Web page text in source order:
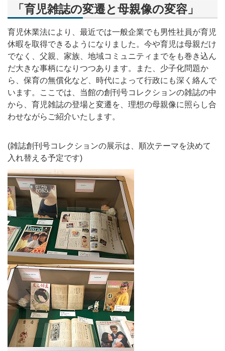
「育児雑誌の変遷と母親像の変容」
育児休業法により、最近では一般企業でも男性社員が育児
休暇を取得できるようになりました。今や育児は母親だけ
でなく、父親、家族、地域コミュニティまでをも巻き込ん
だ大きな事柄になりつつあります。また、少子化問題か
ら、保育の無償化など、時代によって行政にも深く絡んで
います。ここでは、当館の創刊号コレクションの雑誌の中
から、育児雑誌の登場と変遷を、理想の母親像に照らし合
わせながらご紹介いたします。
(雑誌創刊号コレクションの展示は、順次テーマを決めて
入れ替える予定です)